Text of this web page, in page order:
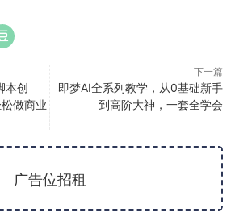
本创
做商业
下一篇
即梦AI全系列教学，从0基础新手
到高阶大神，一套全学会
广告位招租